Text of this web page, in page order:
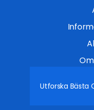
Utforska Bästa